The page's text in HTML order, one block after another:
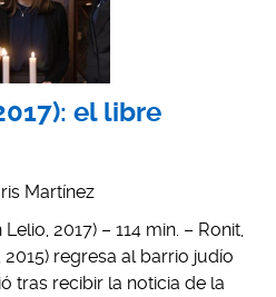
el libre
Martínez
2017) – 114 min. – Ronit,
regresa al barrio judío
tras recibir la noticia de la